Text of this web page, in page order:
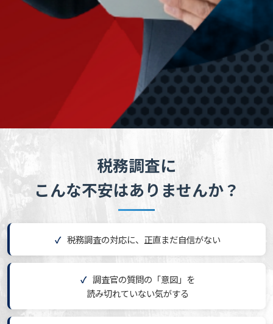
税務調査に
こんな不安はありませんか？
税務調査の対応に、正直まだ自信がない
調査官の質問の「意図」を
読み切れていない気がする